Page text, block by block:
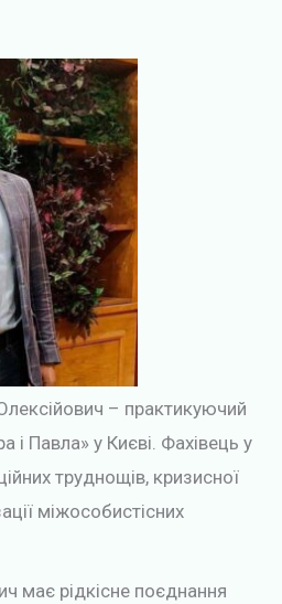
– практикуючий
і Павла» у Києві. Фахівець у
труднощів, кризисної
міжособистісних
має рідкісне поєднання